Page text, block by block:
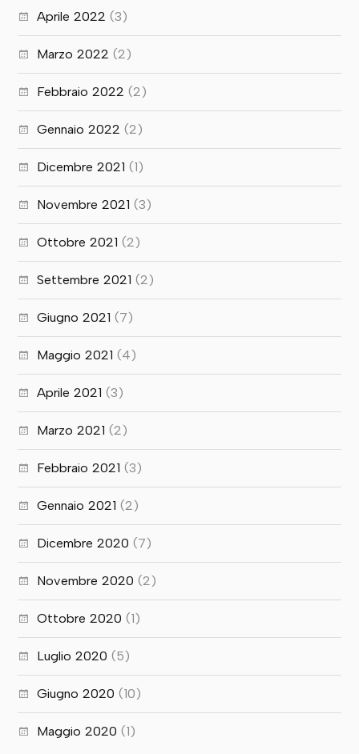
Aprile 2022 (3)
Marzo 2022 (2)
Febbraio 2022 (2)
Gennaio 2022 (2)
Dicembre 2021 (1)
Novembre 2021 (3)
Ottobre 2021 (2)
Settembre 2021 (2)
Giugno 2021 (7)
Maggio 2021 (4)
Aprile 2021 (3)
Marzo 2021 (2)
Febbraio 2021 (3)
Gennaio 2021 (2)
Dicembre 2020 (7)
Novembre 2020 (2)
Ottobre 2020 (1)
Luglio 2020 (5)
Giugno 2020 (10)
Maggio 2020 (1)